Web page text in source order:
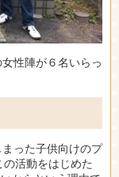
性陣が６名いらっ
った子供向けのプ
活動をはじめた